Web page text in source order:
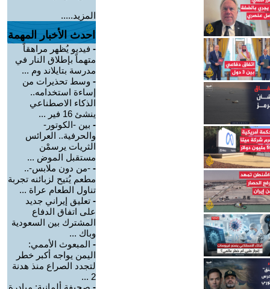
المزيد.....
احدث الأخبار المهمة
- فيديو يُظهر مراهقاً
متهماً بإطلاق النار في
مدرسة بتايلاند وم ...
- وسط تحذيرات من
إساءة استخدامه..
الذكاء الاصطناعي
ينشئ 16 فير ...
- بين -الكوتور-
والحرفية.. العرائس
الثريات يرسمْن
مستقبل الموض ...
- -من دون ملابس-..
مطعم يُتيح لزبائنه تجربة
تناول الطعام عراة ...
- تعليق إيراني جديد
على اتفاق الدفاع
المشترك بين السعودية
وباك ...
- المبعوث الأممي:
اليمن يواجه أكبر خطر
لتجدد الصراع منذ هدنة
2 ...
- صحيفة ألمانية: مبادرة